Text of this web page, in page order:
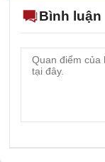
Bình luận